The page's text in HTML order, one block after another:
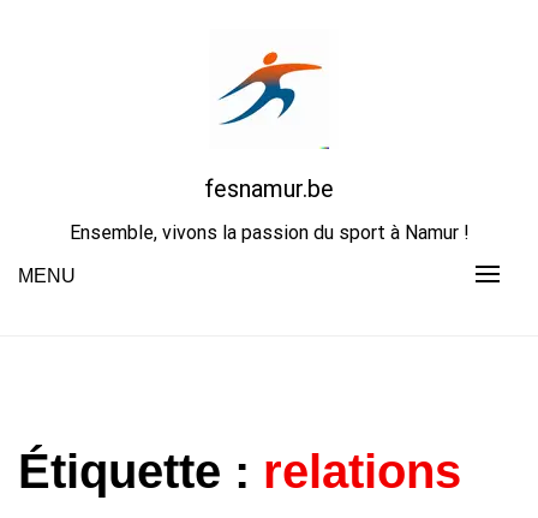
fesnamur.be
Ensemble, vivons la passion du sport à Namur !
MENU
Étiquette : relations